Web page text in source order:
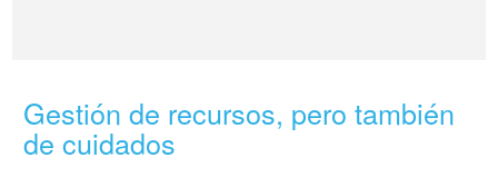
Gestión de recursos, pero también
de cuidados